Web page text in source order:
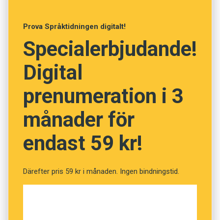
Foto: Istockphoto
Testa din ordförståelse
(Kviss #59)
Fråga1 av12
Frank
Prova Språktidningen digitalt!
Specialerbjudande!
Digital
prenumeration i 3
månader för
endast 59 kr!
Därefter pris 59 kr i månaden. Ingen bindningstid.